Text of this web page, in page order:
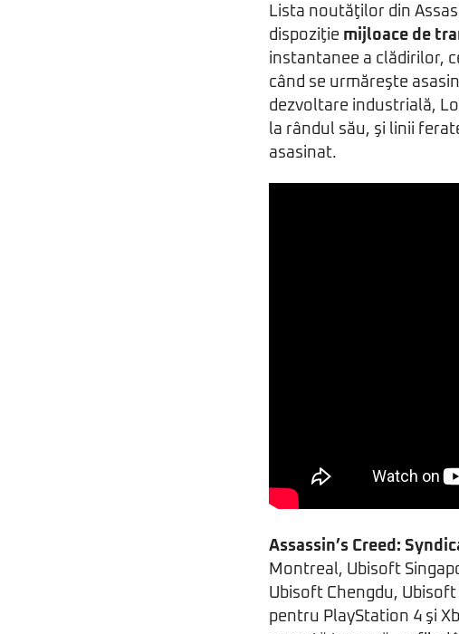
Lista noutăţilor din
dispoziţie mijloace de
instantanee a clădirilor,
când se urmăreşte
dezvoltare industrială,
la rândul său, şi linii
asasinat.
Assassin’s Creed:
Montreal, Ubisoft
Ubisoft Chengdu,
pentru PlayStation 4 şi